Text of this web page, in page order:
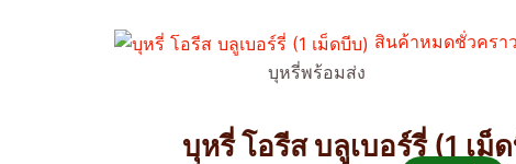
สินค้าหมดชั่วคราว
บุหรี่พร้อมส่ง
บุหรี่ โอรีส บลูเบอร์รี่ (1 เม็